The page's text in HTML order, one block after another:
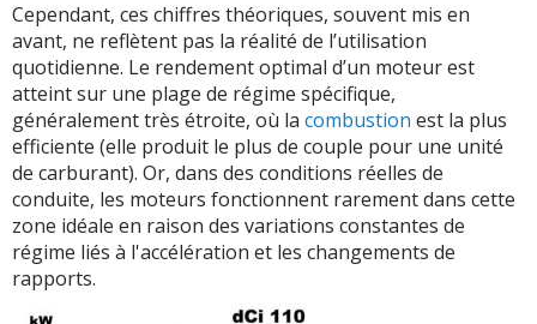
Cependant, ces chiffres théoriques, souvent mis en
avant, ne reflètent pas la réalité de l’utilisation
quotidienne. Le rendement optimal d’un moteur est
atteint sur une plage de régime spécifique,
généralement très étroite, où la combustion est la plus
efficiente (elle produit le plus de couple pour une unité
de carburant). Or, dans des conditions réelles de
conduite, les moteurs fonctionnent rarement dans cette
zone idéale en raison des variations constantes de
régime liés à l'accélération et les changements de
rapports.